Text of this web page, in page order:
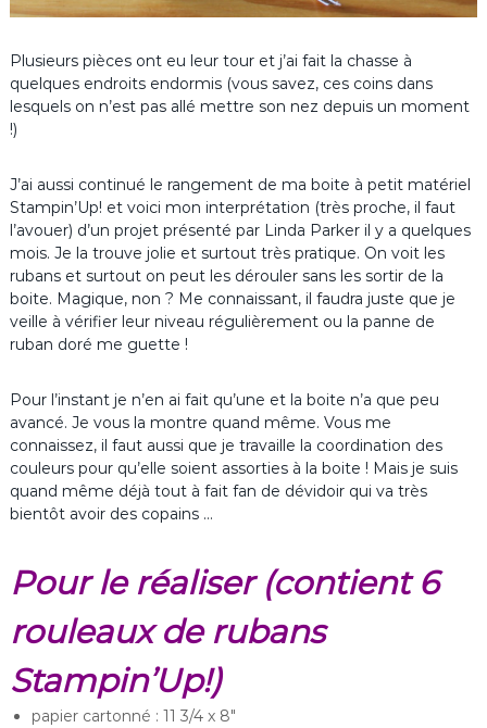
Plusieurs pièces ont eu leur tour et j’ai fait la chasse à
quelques endroits endormis (vous savez, ces coins dans
lesquels on n’est pas allé mettre son nez depuis un moment
!)
J’ai aussi continué le rangement de ma boite à petit matériel
Stampin’Up! et voici mon interprétation (très proche, il faut
l’avouer) d’un projet présenté par Linda Parker il y a quelques
mois. Je la trouve jolie et surtout très pratique. On voit les
rubans et surtout on peut les dérouler sans les sortir de la
boite. Magique, non ? Me connaissant, il faudra juste que je
veille à vérifier leur niveau régulièrement ou la panne de
ruban doré me guette !
Pour l’instant je n’en ai fait qu’une et la boite n’a que peu
avancé. Je vous la montre quand même. Vous me
connaissez, il faut aussi que je travaille la coordination des
couleurs pour qu’elle soient assorties à la boite ! Mais je suis
quand même déjà tout à fait fan de dévidoir qui va très
bientôt avoir des copains …
Pour le réaliser (contient 6
rouleaux de rubans
Stampin’Up!)
papier cartonné : 11 3/4 x 8″